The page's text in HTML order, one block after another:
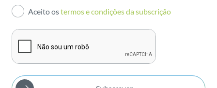
Publicações
Aceito ostermos e condições da subscrição